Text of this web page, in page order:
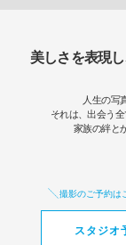
美しさを表現
人生の写
それは、出会う
家族の絆と
撮影のご予約は
スタジオ